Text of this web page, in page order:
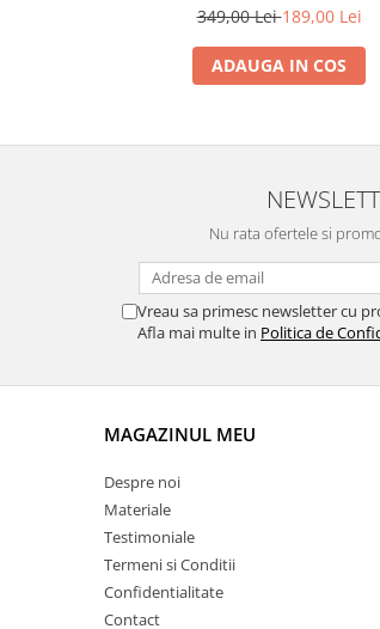
349,00 Lei189,00 Lei
ADAUGA IN COS
Nu rata ofertele si
Vreau sa primesc newsletter cu
Afla mai multe in Politica de
MAGAZINUL MEU
Despre noi
Materiale
Testimoniale
Termeni si Conditii
Confidentialitate
Contact